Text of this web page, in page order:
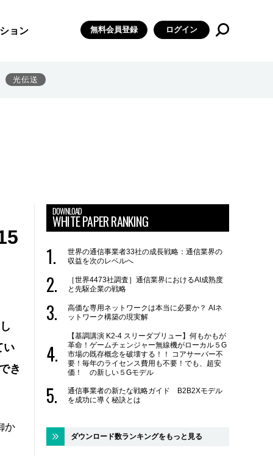
ョン 無料会員登録 ログイン
光伝送
い
き
か
DOWNLOAD
WHITE PAPER RANKING
世界の通信事業者33社の成長戦略：通信業界の
収益を次のレベルへ
［世界4473社調査］通信業界におけるAI成熟度
と先駆企業の戦略
高価な専用ネットワークは本当に必要か？ AIネ
ットワーク構築の現実解
【基調講演 K2-4 スリーダブリュー】何もかもが
革命！ゲームチェンジャー無線機がローカル５G
市場の既存概念を破壊する！！ コアサーバー不
要！毎年のライセンス費用も不要！でも、超安
価！ の新しい５Gモデル
通信事業者の新たな戦略ガイド B2B2Xモデル
を成功に導く秘訣とは
ダウンロード数ランキングをもっと見る